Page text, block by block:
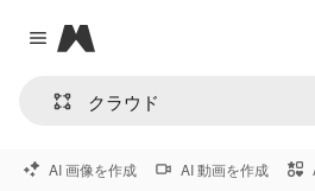
Close menu
Magnific
AI 画像を作成 AI 動画を作成